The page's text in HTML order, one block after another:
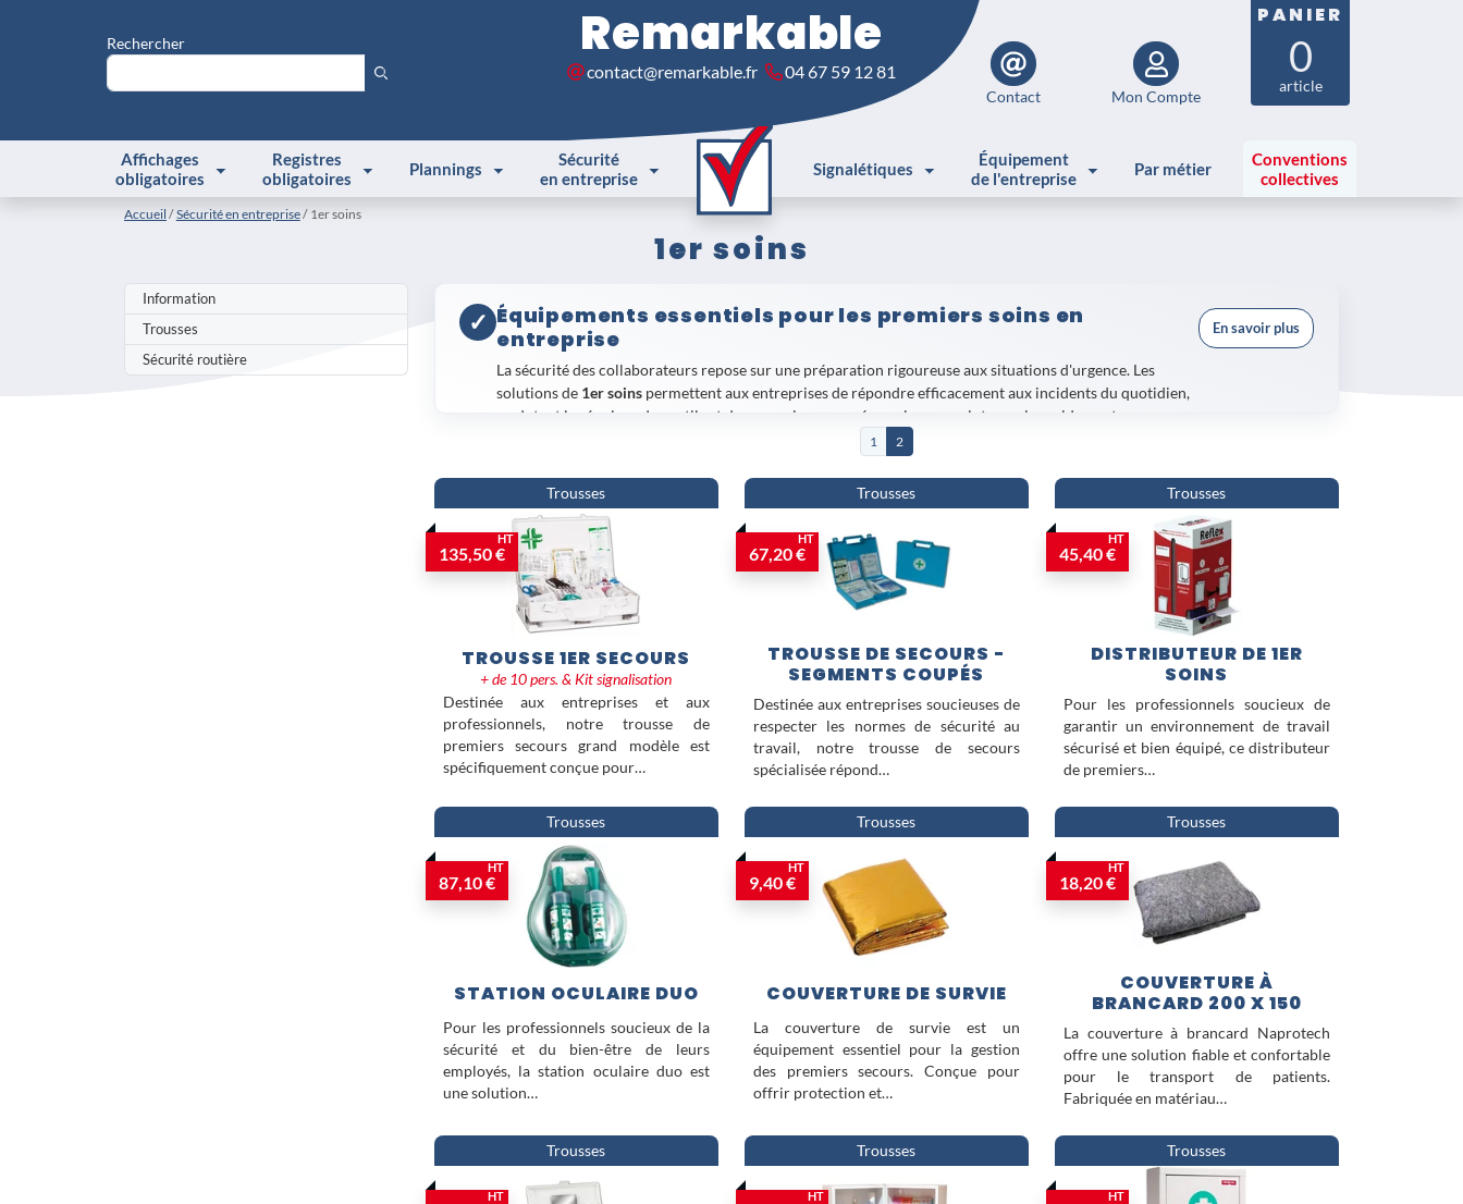
Rechercher Remarkable
contact@remarkable.fr 04 67 59 12 81
Contact Mon Compte
PANIER
0
article
Affichages
obligatoires
Registres
obligatoires
Plannings
Sécurité
en entreprise
Signalétiques
Équipement
de l'entreprise
Par métier
Conventions
collectives
Accueil Sécurité en entreprise 1er soins
1er soins
Information
Trousses
Sécurité routière
✓ Équipements essentiels pour les premiers soins en
entreprise
La sécurité des collaborateurs repose sur une préparation rigoureuse aux situations d'urgence. Les
solutions de 1er soins permettent aux entreprises de répondre efficacement aux incidents du quotidien,
en dotant les équipes des outils et des connaissances nécessaires pour intervenir rapidement.
Trousse 1er secours PME & Véhicules
une information visible et accessible à tous les salariés.
Compléter son dispositif avec un
Livret Réagir en cas d'urgence
ou une affiche dédiée à la prévention
alcool et drogue au travail
renforce durablement la culture sécurité au sein de chaque établissement.
En savoir plus
1 2
Trousses
135,50 €
HT
TROUSSE 1ER SECOURS
+ de 10 pers. & Kit signalisation
Destinée aux entreprises et aux
professionnels, notre trousse de
premiers secours grand modèle est
spécifiquement conçue pour…
Trousses
67,20 €
HT
TROUSSE DE SECOURS -
SEGMENTS COUPÉS
Destinée aux entreprises soucieuses de
respecter les normes de sécurité au
travail, notre trousse de secours
spécialisée répond…
Trousses
45,40 €
HT
DISTRIBUTEUR DE 1ER
SOINS
Pour les professionnels soucieux de
garantir un environnement de travail
sécurisé et bien équipé, ce distributeur
de premiers…
Trousses
87,10 €
HT
STATION OCULAIRE DUO
Pour les professionnels soucieux de la
sécurité et du bien-être de leurs
employés, la station oculaire duo est
une solution…
Trousses
9,40 €
HT
COUVERTURE DE SURVIE
La couverture de survie est un
équipement essentiel pour la gestion
des premiers secours. Conçue pour
offrir protection et…
Trousses
18,20 €
HT
COUVERTURE À
BRANCARD 200 X 150
La couverture à brancard Naprotech
offre une solution fiable et confortable
pour le transport de patients.
Fabriquée en matériau…
Trousses
HT
Trousses
HT
Trousses
HT